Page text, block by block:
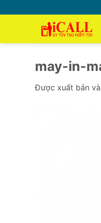
qua
dung
may-in-
Được xuất bản